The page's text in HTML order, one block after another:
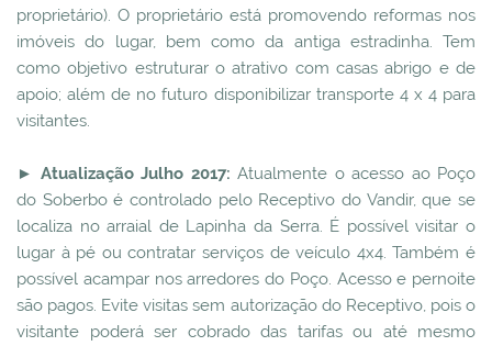
proprietário). O proprietário está promovendo reformas nos
imóveis do lugar, bem como da antiga estradinha. Tem
como objetivo estruturar o atrativo com casas abrigo e de
apoio; além de no futuro disponibilizar transporte 4 x 4 para
visitantes.
► Atualização Julho 2017: Atualmente o acesso ao Poço
do Soberbo é controlado pelo Receptivo do Vandir, que se
localiza no arraial de Lapinha da Serra. É possível visitar o
lugar à pé ou contratar serviços de veículo 4x4. Também é
possível acampar nos arredores do Poço. Acesso e pernoite
são pagos. Evite visitas sem autorização do Receptivo, pois o
visitante poderá ser cobrado das tarifas ou até mesmo